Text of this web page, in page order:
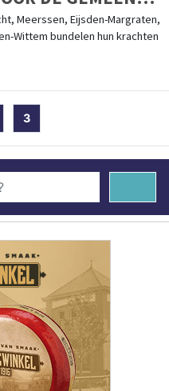
IN HET
Meerssen, Eijsden-Margraten,
Wittem bundelen hun krachten
3